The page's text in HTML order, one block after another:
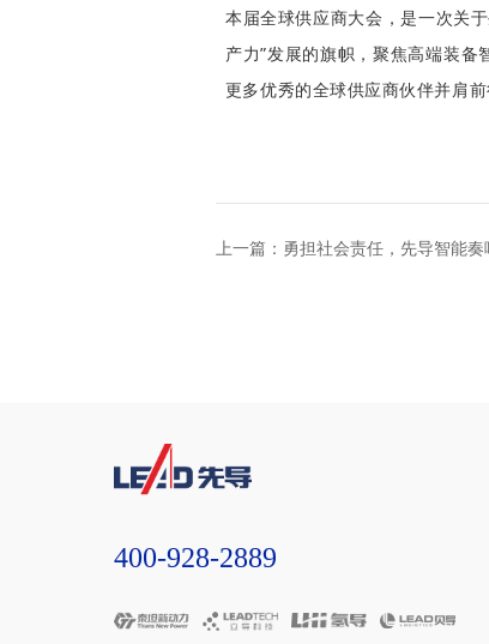
本届全球供应商大会，是一次关
产力”发展的旗帜，聚焦高端装备
更多优秀的全球供应商伙伴并肩
上一篇：勇担社会责任，先导智能
400-928-2889